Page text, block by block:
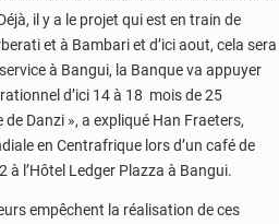
il y a le projet qui est en train de
et à Bambari et d’ici aout, cela sera
à Bangui, la Banque va appuyer
d’ici 14 à 18 mois de 25
Danzi », a expliqué Han Fraeters,
en Centrafrique lors d’un café de
à l’Hôtel Ledger Plazza à Bangui.
empêchent la réalisation de ces